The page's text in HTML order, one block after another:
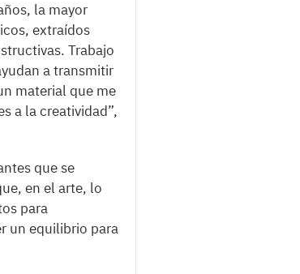
la mayor
extraídos
Trabajo
a transmitir
material que me
a la creatividad”,
que se
en el arte, lo
para
un equilibrio para